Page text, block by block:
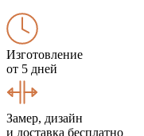
Изготовление
от 5 дней
Замер, дизайн
и доставка бесплатно